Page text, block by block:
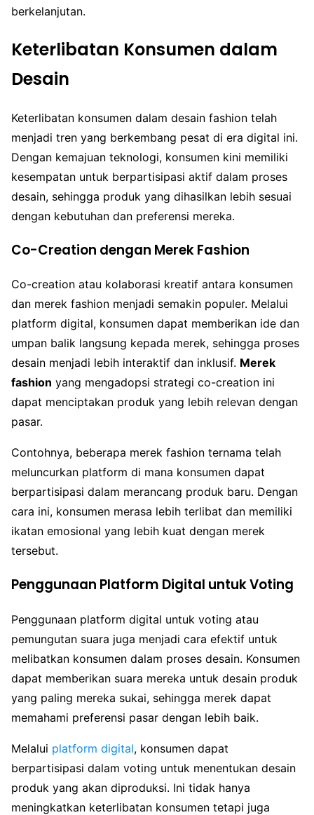
berkelanjutan.
Keterlibatan Konsumen dalam
Desain
Keterlibatan konsumen dalam desain fashion telah
menjadi tren yang berkembang pesat di era digital ini.
Dengan kemajuan teknologi, konsumen kini memiliki
kesempatan untuk berpartisipasi aktif dalam proses
desain, sehingga produk yang dihasilkan lebih sesuai
dengan kebutuhan dan preferensi mereka.
Co-Creation dengan Merek Fashion
Co-creation atau kolaborasi kreatif antara konsumen
dan merek fashion menjadi semakin populer. Melalui
platform digital, konsumen dapat memberikan ide dan
umpan balik langsung kepada merek, sehingga proses
desain menjadi lebih interaktif dan inklusif. Merek
fashion yang mengadopsi strategi co-creation ini
dapat menciptakan produk yang lebih relevan dengan
pasar.
Contohnya, beberapa merek fashion ternama telah
meluncurkan platform di mana konsumen dapat
berpartisipasi dalam merancang produk baru. Dengan
cara ini, konsumen merasa lebih terlibat dan memiliki
ikatan emosional yang lebih kuat dengan merek
tersebut.
Penggunaan Platform Digital untuk Voting
Penggunaan platform digital untuk voting atau
pemungutan suara juga menjadi cara efektif untuk
melibatkan konsumen dalam proses desain. Konsumen
dapat memberikan suara mereka untuk desain produk
yang paling mereka sukai, sehingga merek dapat
memahami preferensi pasar dengan lebih baik.
Melalui platform digital, konsumen dapat
berpartisipasi dalam voting untuk menentukan desain
produk yang akan diproduksi. Ini tidak hanya
meningkatkan keterlibatan konsumen tetapi juga